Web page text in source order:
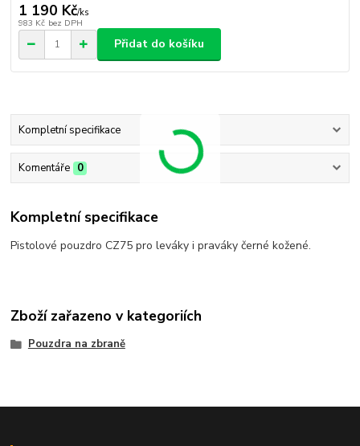
1 190 Kč/ks
983 Kč bez DPH
Přidat do košíku
Kompletní specifikace
Komentáře 0
Kompletní specifikace
Pistolové pouzdro CZ75 pro leváky i praváky černé kožené.
Zboží zařazeno v kategoriích
Pouzdra na zbraně